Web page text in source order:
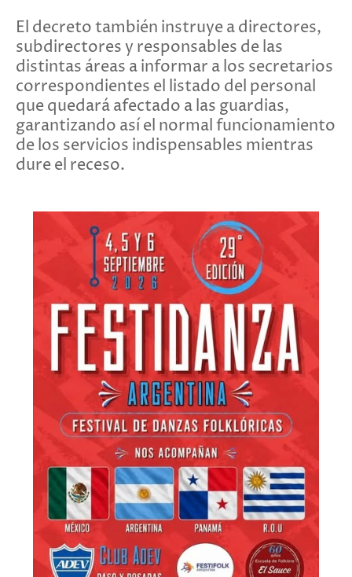
El decreto también instruye a directores,
subdirectores y responsables de las
distintas áreas a informar a los secretarios
correspondientes el listado del personal
que quedará afectado a las guardias,
garantizando así el normal funcionamiento
de los servicios indispensables mientras
dure el receso.